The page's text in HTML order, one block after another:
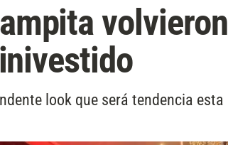
volvieron
look que será tendencia esta